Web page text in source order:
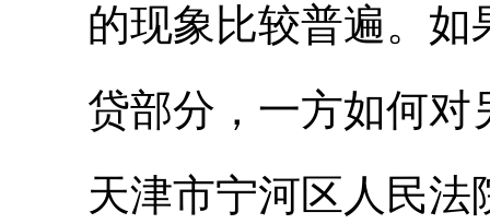
的现象比较普遍。
贷部分，一方如何
天津市宁河区人民